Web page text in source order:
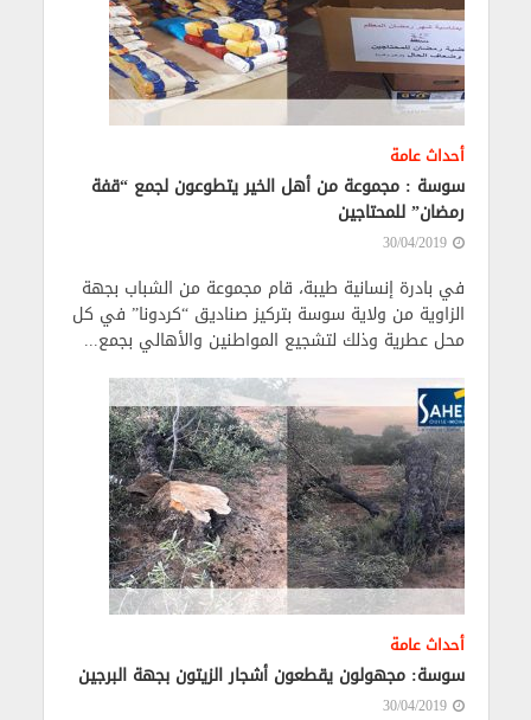
أحداث عامة
سوسة : مجموعة من أهل الخير يتطوعون لجمع “قفة
رمضان” للمحتاجين
30/04/2019
في بادرة إنسانية طيبة، قام مجموعة من الشباب بجهة
الزاوية من ولاية سوسة بتركيز صناديق “كردونا” في كل
محل عطرية وذلك لتشجيع المواطنين والأهالي بجمع...
أحداث عامة
سوسة: مجهولون يقطعون أشجار الزيتون بجهة البرجين
30/04/2019